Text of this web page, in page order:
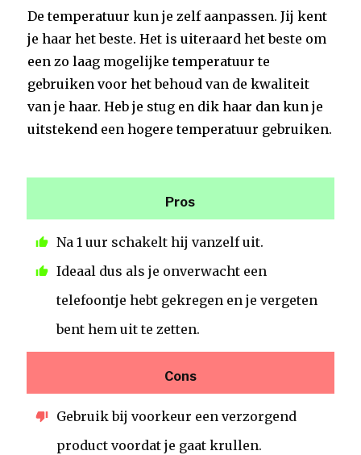
De temperatuur kun je zelf aanpassen. Jij kent
je haar het beste. Het is uiteraard het beste om
een zo laag mogelijke temperatuur te
gebruiken voor het behoud van de kwaliteit
van je haar. Heb je stug en dik haar dan kun je
uitstekend een hogere temperatuur gebruiken.
Pros
Na 1 uur schakelt hij vanzelf uit.
Ideaal dus als je onverwacht een
telefoontje hebt gekregen en je vergeten
bent hem uit te zetten.
Cons
Gebruik bij voorkeur een verzorgend
product voordat je gaat krullen.